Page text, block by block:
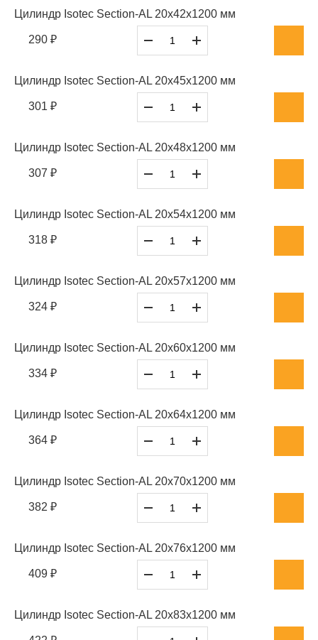
Цилиндр Isotec Section-AL 20x42x1200 мм
290 ₽
Цилиндр Isotec Section-AL 20x45x1200 мм
301 ₽
Цилиндр Isotec Section-AL 20x48x1200 мм
307 ₽
Цилиндр Isotec Section-AL 20x54x1200 мм
318 ₽
Цилиндр Isotec Section-AL 20x57x1200 мм
324 ₽
Цилиндр Isotec Section-AL 20x60x1200 мм
334 ₽
Цилиндр Isotec Section-AL 20x64x1200 мм
364 ₽
Цилиндр Isotec Section-AL 20x70x1200 мм
382 ₽
Цилиндр Isotec Section-AL 20x76x1200 мм
409 ₽
Цилиндр Isotec Section-AL 20x83x1200 мм